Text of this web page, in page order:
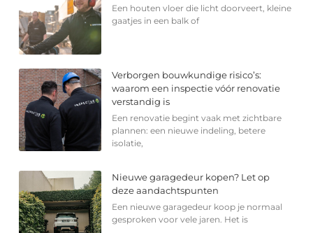
Een houten vloer die licht doorveert, kleine
gaatjes in een balk of
Verborgen bouwkundige risico’s:
waarom een inspectie vóór renovatie
verstandig is
Een renovatie begint vaak met zichtbare
plannen: een nieuwe indeling, betere
isolatie,
Nieuwe garagedeur kopen? Let op
deze aandachtspunten
Een nieuwe garagedeur koop je normaal
gesproken voor vele jaren. Het is